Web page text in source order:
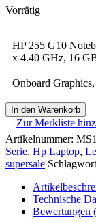
HP 255 G10
x 4.40 GHz, 16
Onboard
In den Warenkorb
Zur Merkliste
Artikelnummer:
Serie, Hp Laptop,
supersale
Technische
Bewertungen